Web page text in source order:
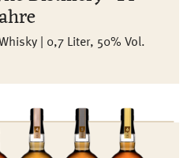
| 0,7 Liter, 50% Vol.